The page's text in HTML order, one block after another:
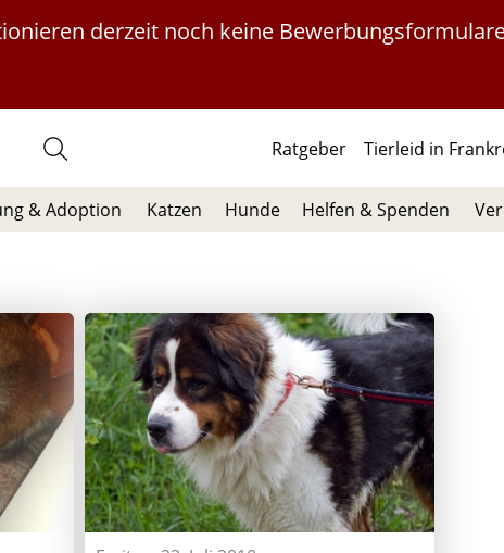
derzeit noch keine
Ratgeber Tierleid in
& Adoption Katzen Hunde Helfen & Spenden